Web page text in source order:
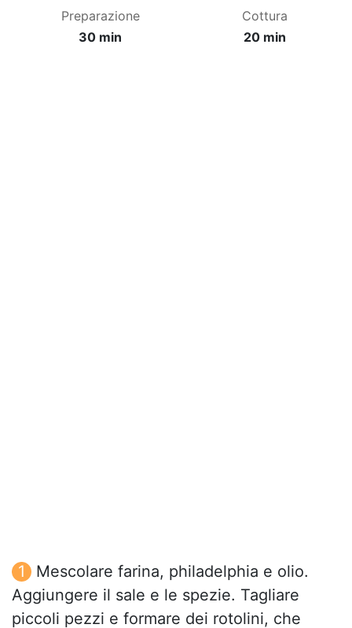
Preparazione
30 min
Cottura
20 min
Mescolare farina, philadelphia e olio.
Aggiungere il sale e le spezie. Tagliare
piccoli pezzi e formare dei rotolini, che